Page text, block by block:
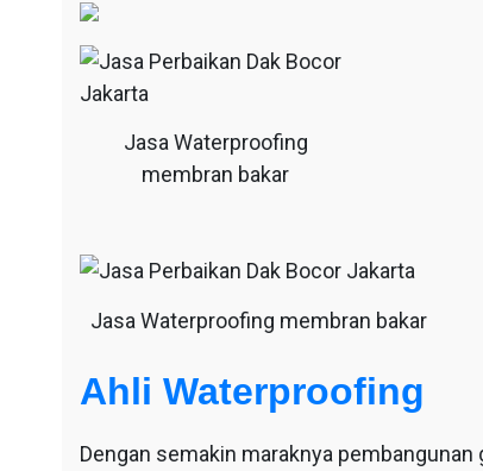
Jasa Waterproofing
membran bakar
Jasa Waterproofing membran bakar
Ahli Waterproofing
Dengan semakin maraknya